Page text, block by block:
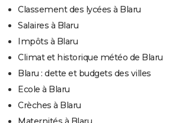
Classement des lycées à Blaru
Salaires à Blaru
Impôts à Blaru
Climat et historique météo de Blaru
Blaru : dette et budgets des villes
Ecole à Blaru
Crèches à Blaru